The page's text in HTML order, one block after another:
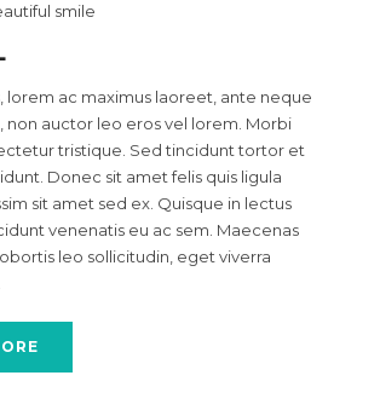
smile
lorem ac maximus laoreet, ante neque
non auctor leo eros vel lorem. Morbi
tristique. Sed tincidunt tortor et
Donec sit amet felis quis ligula
sit amet sed ex. Quisque in lectus
venenatis eu ac sem. Maecenas
leo sollicitudin, eget viverra